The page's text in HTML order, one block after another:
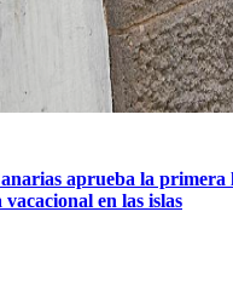
aprueba la primera
en las islas